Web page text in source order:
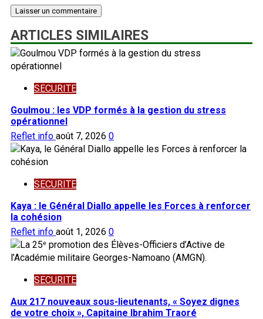
ARTICLES SIMILAIRES
SECURITE
Goulmou : les VDP formés à la gestion du stress
opérationnel
Reflet info août 7, 2026 0
SECURITE
Kaya : le Général Diallo appelle les Forces à renforcer
la cohésion
Reflet info août 1, 2026 0
SECURITE
Aux 217 nouveaux sous-lieutenants, « Soyez dignes
de votre choix », Capitaine Ibrahim Traoré